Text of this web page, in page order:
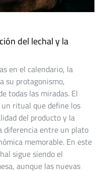
del lechal y la
en el calendario, la
su protagonismo,
todas las miradas. El
ritual que define los
del producto y la
diferencia entre un plato
memorable. En este
sigue siendo el
aunque las nuevas